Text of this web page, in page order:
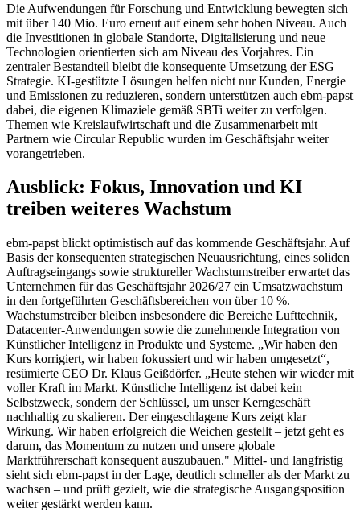
Die Aufwendungen für Forschung und Entwicklung bewegten sich
mit über 140 Mio. Euro erneut auf einem sehr hohen Niveau. Auch
die Investitionen in globale Standorte, Digitalisierung und neue
Technologien orientierten sich am Niveau des Vorjahres. Ein
zentraler Bestandteil bleibt die konsequente Umsetzung der ESG
Strategie. KI-gestützte Lösungen helfen nicht nur Kunden, Energie
und Emissionen zu reduzieren, sondern unterstützen auch ebm-papst
dabei, die eigenen Klimaziele gemäß SBTi weiter zu verfolgen.
Themen wie Kreislaufwirtschaft und die Zusammenarbeit mit
Partnern wie Circular Republic wurden im Geschäftsjahr weiter
vorangetrieben.
Ausblick: Fokus, Innovation und KI
treiben weiteres Wachstum
ebm-papst blickt optimistisch auf das kommende Geschäftsjahr. Auf
Basis der konsequenten strategischen Neuausrichtung, eines soliden
Auftragseingangs sowie struktureller Wachstumstreiber erwartet das
Unternehmen für das Geschäftsjahr 2026/27 ein Umsatzwachstum
in den fortgeführten Geschäftsbereichen von über 10 %.
Wachstumstreiber bleiben insbesondere die Bereiche Lufttechnik,
Datacenter-Anwendungen sowie die zunehmende Integration von
Künstlicher Intelligenz in Produkte und Systeme. „Wir haben den
Kurs korrigiert, wir haben fokussiert und wir haben umgesetzt“,
resümierte CEO Dr. Klaus Geißdörfer. „Heute stehen wir wieder mit
voller Kraft im Markt. Künstliche Intelligenz ist dabei kein
Selbstzweck, sondern der Schlüssel, um unser Kerngeschäft
nachhaltig zu skalieren. Der eingeschlagene Kurs zeigt klar
Wirkung. Wir haben erfolgreich die Weichen gestellt – jetzt geht es
darum, das Momentum zu nutzen und unsere globale
Marktführerschaft konsequent auszubauen." Mittel- und langfristig
sieht sich ebm-papst in der Lage, deutlich schneller als der Markt zu
wachsen – und prüft gezielt, wie die strategische Ausgangsposition
weiter gestärkt werden kann.